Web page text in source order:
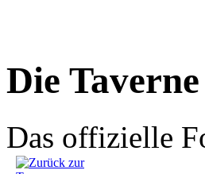
Die
Das offizielle